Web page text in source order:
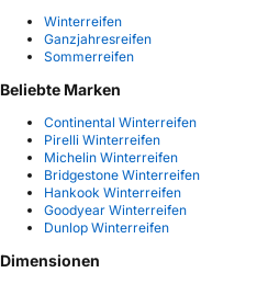
Winterreifen
Ganzjahresreifen
Sommerreifen
Beliebte Marken
Continental Winterreifen
Pirelli Winterreifen
Michelin Winterreifen
Bridgestone Winterreifen
Hankook Winterreifen
Goodyear Winterreifen
Dunlop Winterreifen
Dimensionen